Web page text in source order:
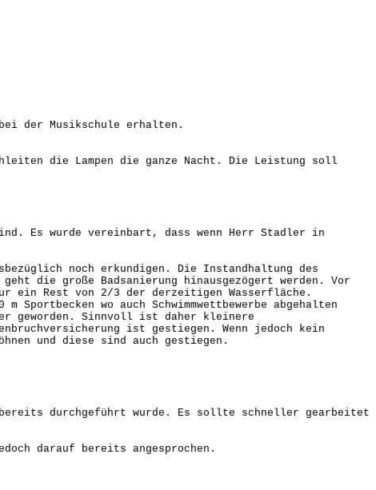
der Musikschule erhalten.
die Lampen die ganze Nacht. Die Leistung soll
Es wurde vereinbart, dass wenn Herr Stadler in
noch erkundigen. Die Instandhaltung des
die große Badsanierung hinausgezögert werden. Vor
ein Rest von 2/3 der derzeitigen Wasserfläche.
wo auch Schwimmwettbewerbe abgehalten
geworden. Sinnvoll ist daher kleinere
ist gestiegen. Wenn jedoch kein
und diese sind auch gestiegen.
bereits durchgeführt wurde. Es sollte schneller gearbeitet
darauf bereits angesprochen.